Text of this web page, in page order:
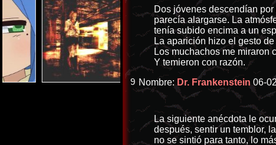
Dos jóvenes descendían
parecía alargarse. La
tenía subido encima a un
La aparición hizo el gesto de
Los muchachos me miraron
Y temieron con razón.
9 Nombre: Dr. Frankenstein 06-
La siguiente anécdota le
después, sentir un temblor,
no se sintió para tanto, lo